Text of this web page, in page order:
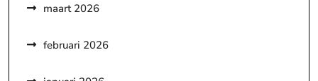
maart 2026
februari 2026